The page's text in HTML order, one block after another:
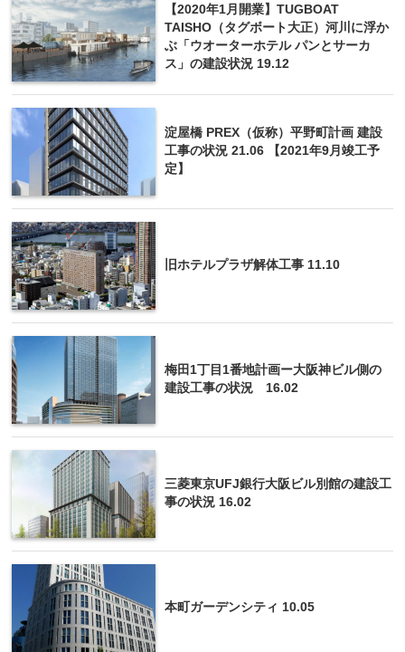
【2020年1月開業】TUGBOAT
TAISHO（タグボート大正）河川に浮か
ぶ「ウオーターホテル パンとサーカ
ス」の建設状況 19.12
淀屋橋 PREX（仮称）平野町計画 建設
工事の状況 21.06 【2021年9月竣工予
定】
旧ホテルプラザ解体工事 11.10
梅田1丁目1番地計画ー大阪神ビル側の
建設工事の状況 16.02
三菱東京UFJ銀行大阪ビル別館の建設工
事の状況 16.02
本町ガーデンシティ 10.05